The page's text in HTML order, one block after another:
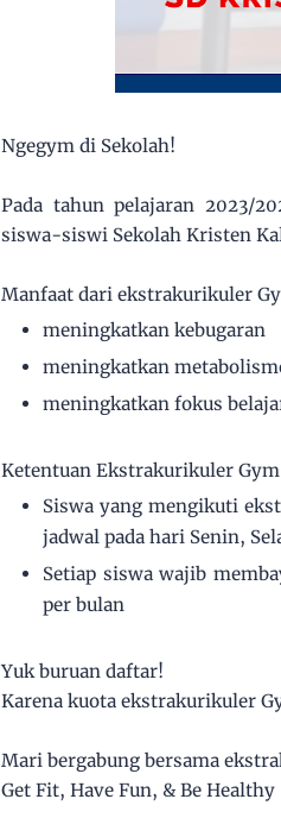
Ngegym di Sekolah!
Pada tahun pelajaran 2023/
siswa-siswi Sekolah Kristen
Manfaat dari ekstrakurikuler
meningkatkan kebugaran
meningkatkan
meningkatkan fokus
Ketentuan Ekstrakurikuler
Siswa yang mengikuti
jadwal pada hari Senin,
Setiap siswa wajib
per bulan
Yuk buruan daftar!
Karena kuota ekstrakurikuler
Mari bergabung bersama
Get Fit, Have Fun, & Be Healthy